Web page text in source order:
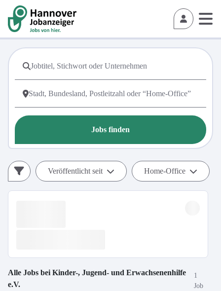
Jobs finden
Veröffentlicht seit Home-Office
Alle Jobs bei Kinder-, Jugend- und Erwachsenenhilfe
e.V.
1
Job